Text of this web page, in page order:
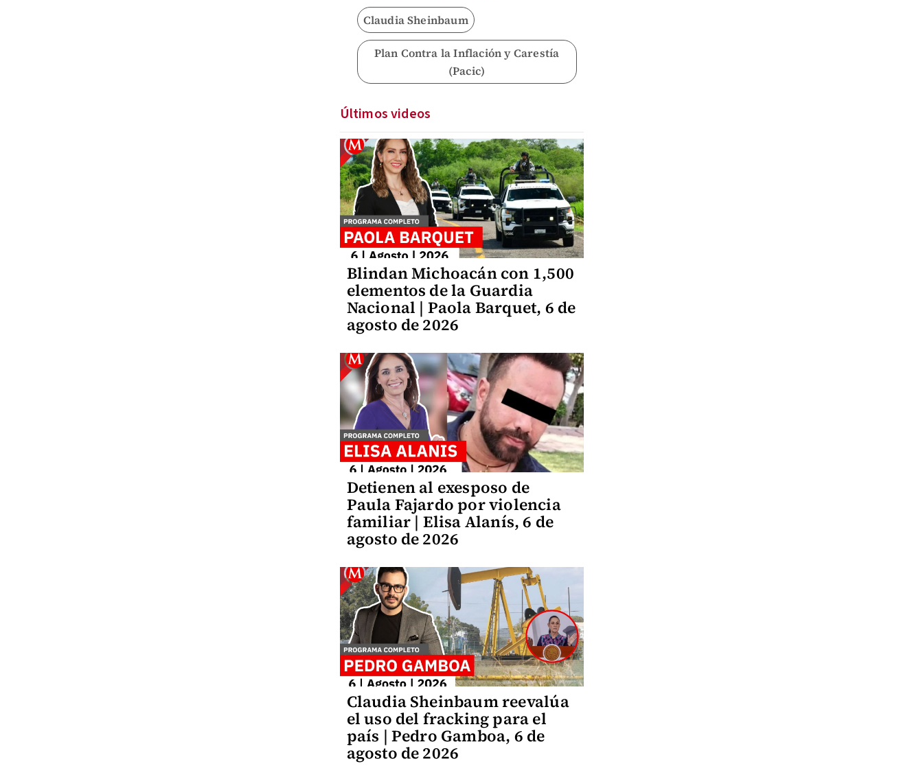
Claudia Sheinbaum
Plan Contra la Inflación y Carestía
(Pacic)
Últimos videos
Blindan Michoacán con 1,500
elementos de la Guardia
Nacional | Paola Barquet, 6 de
agosto de 2026
Detienen al exesposo de
Paula Fajardo por violencia
familiar | Elisa Alanís, 6 de
agosto de 2026
Claudia Sheinbaum reevalúa
el uso del fracking para el
país | Pedro Gamboa, 6 de
agosto de 2026